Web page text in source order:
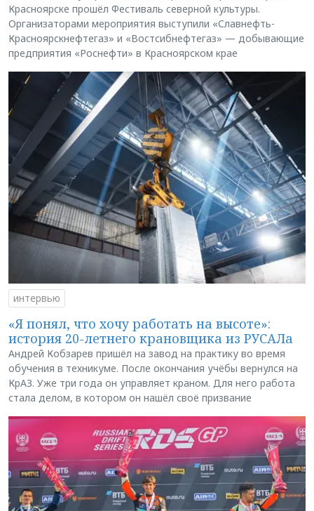
Красноярске прошёл Фестиваль северной культуры.
Организаторами мероприятия выступили «Славнефть-
Красноярскнефтегаз» и «Востсибнефтегаз» — добывающие
предприятия «Роснефти» в Красноярском крае
интервью
«Я понял, что хочу работать на высоте»:
история 20-летнего крановщика из РУСАЛа
Андрей Кобзарев пришёл на завод на практику во время
обучения в техникуме. После окончания учёбы вернулся на
КрАЗ. Уже три года он управляет краном. Для него работа
стала делом, в котором он нашёл своё призвание